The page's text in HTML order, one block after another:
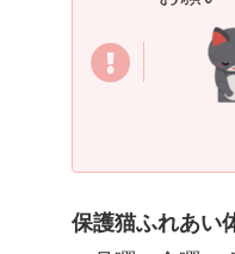
保護猫ふれあい